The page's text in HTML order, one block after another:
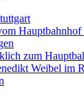
Hauptbahnhof
zum
Weibel im